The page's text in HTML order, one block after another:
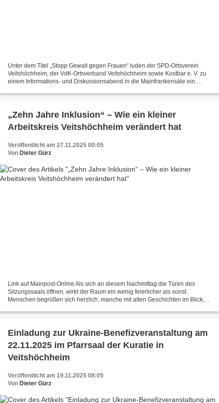
Unter dem Titel „Stopp Gewalt gegen Frauen“ luden der SPD-Ortsverein
Veitshöchheim, der VdK-Ortsverband Veitshöchheim sowie Kostbar e. V. zu
einem Informations- und Diskussionsabend in die Mainfrankensäle ein.
„Zehn Jahre Inklusion“ – Wie ein kleiner
Arbeitskreis Veitshöchheim verändert hat
Veröffentlicht am 27.11.2025 00:05
Von Dieter Gürz
Link auf Mainpost-Online Als sich an diesem Nachmittag die Türen des
Sitzungssaals öffnen, wirkt der Raum ein wenig feierlicher als sonst.
Menschen begrüßen sich herzlich, manche mit alten Geschichten im Blick,
Einladung zur Ukraine-Benefizveranstaltung am
22.11.2025 im Pfarrsaal der Kuratie in
Veitshöchheim
Veröffentlicht am 19.11.2025 08:05
Von Dieter Gürz